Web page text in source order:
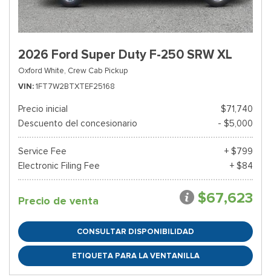
2026 Ford Super Duty F-250 SRW XL
Oxford White, Crew Cab Pickup
VIN 1FT7W2BTXTEF25168
Precio inicial
$71,740
Descuento del concesionario
- $5,000
Service Fee
+ $799
Electronic Filing Fee
+ $84
Precio de venta $67,623
CONSULTAR DISPONIBILIDAD
ETIQUETA PARA LA VENTANILLA